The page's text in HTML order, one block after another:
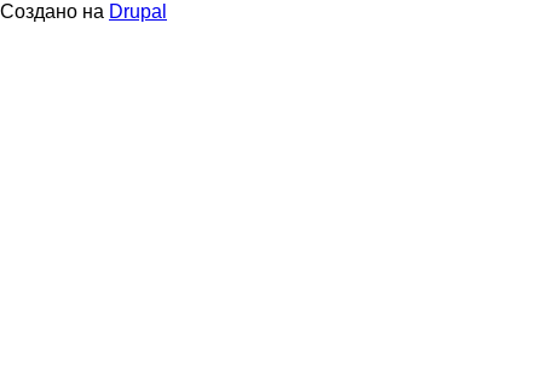
Создано на Drupal